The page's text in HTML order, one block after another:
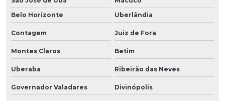
Belo Horizonte
Uberlândia
Contagem Juiz de Fora
Montes Claros Betim
Uberaba Ribeirão das Neves
Governador Valadares Divinópolis